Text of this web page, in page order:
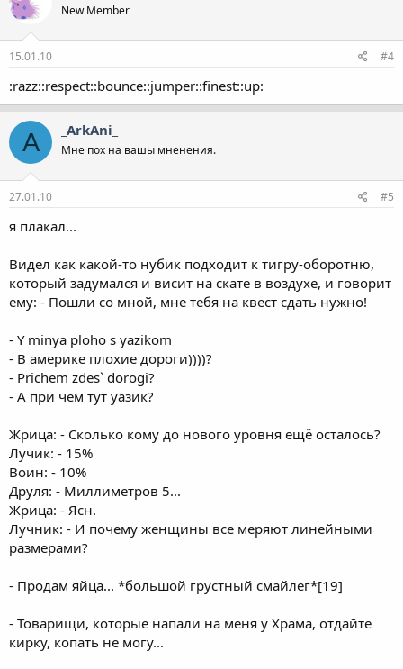
New Member
15.01.10 #4
:razz::respect::bounce::jumper::finest::up:
A _ArkAni_
Мне пох на вашы мненения.
27.01.10 #5
я плакал...
Видел как какой-то нубик подходит к тигру-оборотню,
который задумался и висит на скате в воздухе, и говорит
ему: - Пошли со мной, мне тебя на квест сдать нужно!
- Y minya ploho s yazikom
- В америке плохие дороги))))?
- Prichem zdes` dorogi?
- А при чем тут уазик?
Жрица: - Сколько кому до нового уровня ещё осталось?
Лучик: - 15%
Воин: - 10%
Друля: - Миллиметров 5...
Жрица: - Ясн.
Лучник: - И почему женщины все меряют линейными
размерами?
- Продам яйца... *большой грустный смайлег*[19]
- Товарищи, которые напали на меня у Храма, отдайте
кирку, копать не могу...